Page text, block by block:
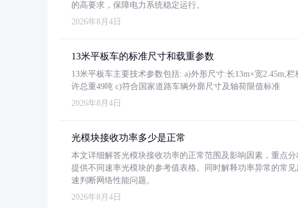
的高要求，保障电力系统稳定运行。
2026年8月4日
13米平板车的标准尺寸和载重参数
13米平板车主要技术参数包括: a)外形尺寸:长13m×宽2.45m,
许总重49吨 c)符合国家道路车辆外廓尺寸及轴荷限值标准
2026年8月4日
光模块接收功率多少是正常
本文详细解答光模块接收功率的正常范围及影响因素，重点
提供不同速率光模块的参考值表格。同时解释功率异常的常
速判断网络性能问题。
2026年8月4日